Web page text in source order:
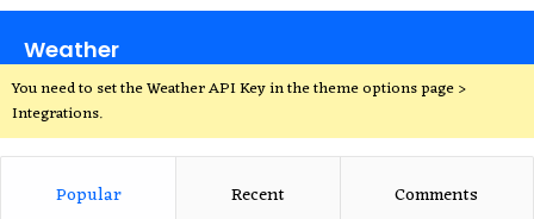
Weather
You need to set the Weather API Key in the theme options page >
Integrations.
Popular Recent Comments